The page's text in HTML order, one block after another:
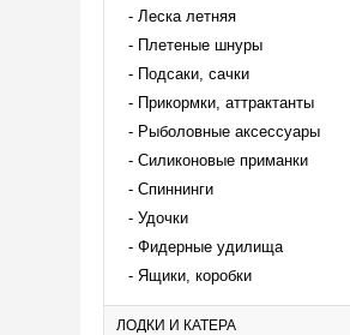
Леска летняя
Плетеные шнуры
Подсаки, сачки
Прикормки, аттрактанты
Рыболовные аксессуары
Силиконовые приманки
Спиннинги
Удочки
Фидерные удилища
Ящики, коробки
ЛОДКИ И КАТЕРА